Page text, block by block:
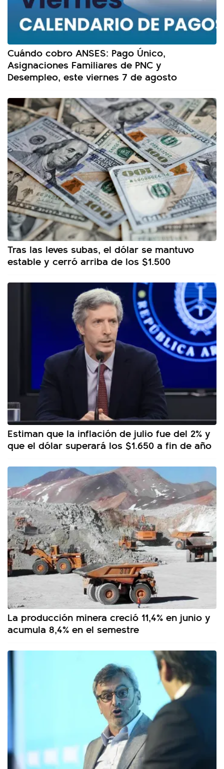
Cuándo cobro ANSES: Pago Único,
Asignaciones Familiares de PNC y
Desempleo, este viernes 7 de agosto
Tras las leves subas, el dólar se mantuvo
estable y cerró arriba de los $1.500
Estiman que la inflación de julio fue del 2% y
que el dólar superará los $1.650 a fin de año
La producción minera creció 11,4% en junio y
acumula 8,4% en el semestre